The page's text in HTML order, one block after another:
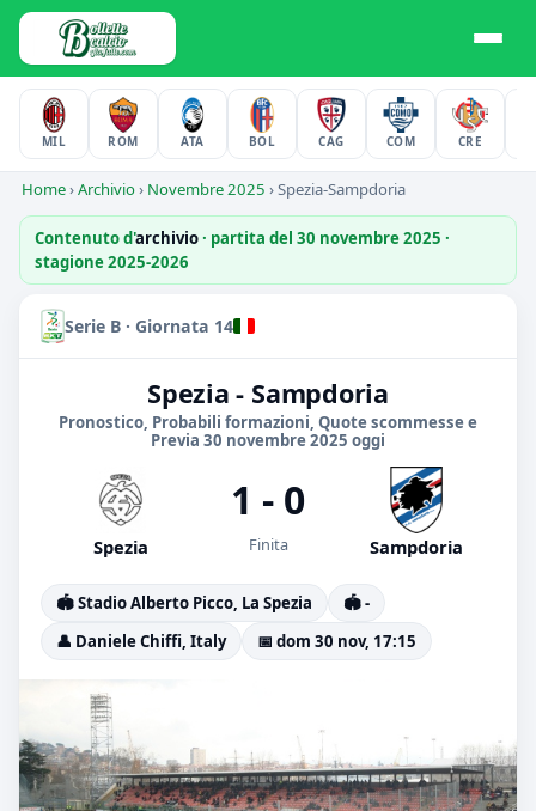
MIL ROM ATA BOL CAG COM CRE
Home›Archivio› Novembre 2025 ›Spezia-Sampdoria
Contenuto d'archivio· partita del 30 novembre 2025 ·
stagione 2025-2026
Serie B · Giornata 14
Spezia - Sampdoria
Pronostico, Probabili formazioni, Quote scommesse e
Previa 30 novembre 2025 oggi
Spezia
1 - 0
Finita Sampdoria
🏟️ Stadio Alberto Picco, La Spezia
🏟️ -
👤 Daniele Chiffi, Italy
📅 dom 30 nov, 17:15